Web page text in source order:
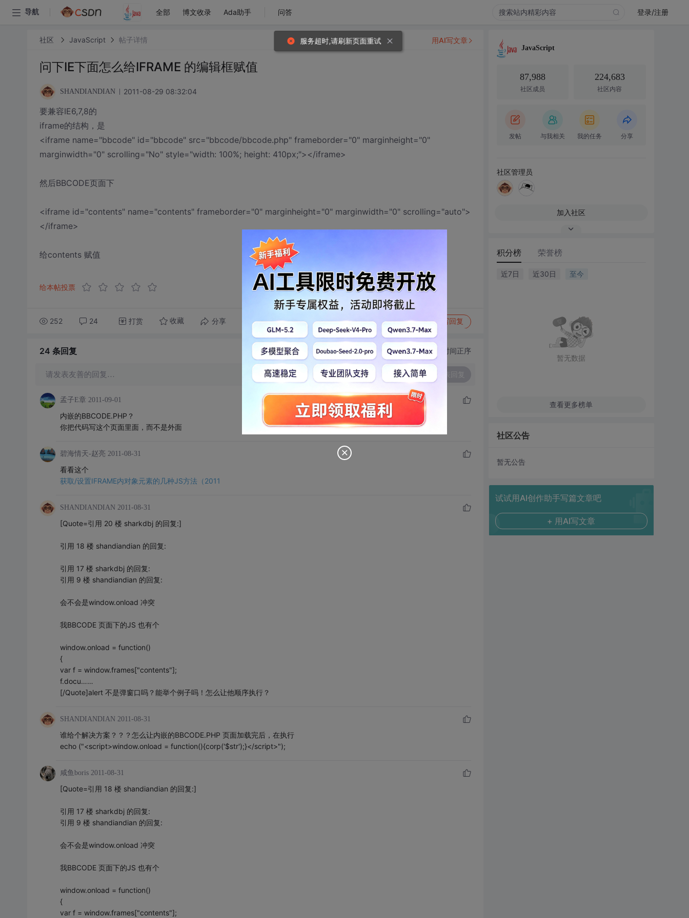
导航 全部 博文收录 Ada助手 问答 登录/注册
社区 JavaScript 帖子详情
问下IE下面怎么给IFRAME 的编辑框赋值
SHANDIANDIAN 2011-08-29 08:32:04
要兼容IE6,7,8的
iframe的结构，是
<iframe name="bbcode" id="bbcode" src="bbcode/bbcode.php" frameborder="0" marginheight="0"
marginwidth="0" scrolling="No" style="width: 100%; height: 410px;"></iframe>
然后BBCODE页面下
<iframe id="contents" name="contents" frameborder="0" marginheight="0" marginwidth="0" scrolling="auto">
</iframe>
给contents 赋值
给本帖投票
252 24 打赏 收藏 分享 转发到动态 举报 写回复
用AI写文章
24 条回复 切换为时间正序
请发表友善的回复…
孟子E章 2011-09-01
内嵌的BBCODE.PHP？
你把代码写这个页面里面，而不是外面
碧海情天-赵亮 2011-08-31
看看这个
获取/设置IFRAME内对象元素的几种JS方法（2011
SHANDIANDIAN 2011-08-31
[Quote=引用 20 楼 sharkdbj 的回复:]
引用 18 楼 shandiandian 的回复:
引用 17 楼 sharkdbj 的回复:
引用 9 楼 shandiandian 的回复:
会不会是window.onload 冲突
我BBCODE 页面下的JS 也有个
window.onload = function()
{
var f = window.frames["contents"];
f.docu……
[/Quote]alert 不是弹窗口吗？能举个例子吗！怎么让他顺序执行？
SHANDIANDIAN 2011-08-31
谁给个解决方案？？？怎么让内嵌的BBCODE.PHP 页面加载完后，在执行
echo ("<script>window.onload = function(){corp('$str');}</script>");
咸鱼boris 2011-08-31
[Quote=引用 18 楼 shandiandian 的回复:]
引用 17 楼 sharkdbj 的回复:
引用 9 楼 shandiandian 的回复:
会不会是window.onload 冲突
我BBCODE 页面下的JS 也有个
window.onload = function()
{
var f = window.frames["contents"];
JavaScript
87,988
社区成员
224,683
社区内容
发帖 与我相关 我的任务 分享
社区管理员
加入社区
积分榜 荣誉榜
近7日 近30日 至今
暂无数据
查看更多榜单
社区公告
暂无公告
试试用AI创作助手写篇文章吧
+ 用AI写文章
服务超时,请刷新页面重试